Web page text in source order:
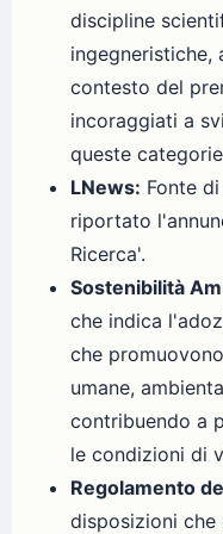
discipline
ingegneristiche,
contesto del
incoraggiati a
queste
LNews: Fonte
riportato
Ricerca'.
Sostenibilità
che indica
che
umane,
contribuendo a
le condizioni di
Regolamento
disposizioni